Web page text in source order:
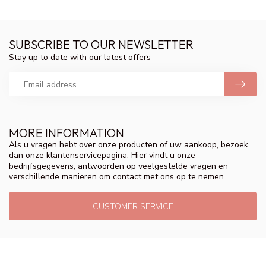
MORE INFORMATION
Als u vragen hebt over onze producten of uw aankoop, bezoek
dan onze klantenservicepagina. Hier vindt u onze
bedrijfsgegevens, antwoorden op veelgestelde vragen en
verschillende manieren om contact met ons op te nemen.
CUSTOMER SERVICE
SUBSCRIBE TO OUR NEWSLETTER
Stay up to date with our latest offers